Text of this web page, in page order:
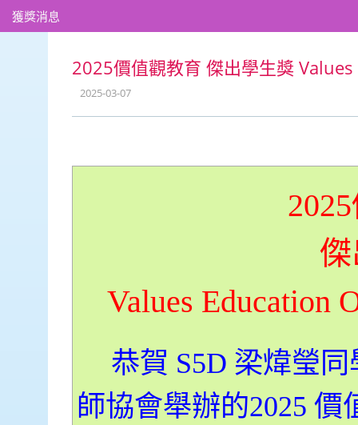
獲獎消息
2025價值觀教育 傑出學生獎
2025-03-07
2025
Values Education
恭賀 S5D 梁煒瑩
師協會舉辦的2025